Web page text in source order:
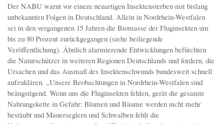
Der NABU warnt vor einem neuartigen Insektensterben mit bislang
unbekannten Folgen in Deutschland. Allein in Nordrhein-Westfalen
sei in den vergangenen 15 Jahren die Biomasse der Fluginsekten um
bis zu 80 Prozent zurückgegangen (siehe beiliegende
Veröffentlichung). Ähnlich alarmierende Entwicklungen befürchten
die Naturschützer in weiteren Regionen Deutschlands und fordern, die
Ursachen und das Ausmaß des Insektenschwunds bundesweit schnell
aufzuklären. „Unsere Beobachtungen in Nordrhein-Westfalen sind
beängstigend. Wenn uns die Fluginsekten fehlen, gerät die gesamte
Nahrungskette in Gefahr: Blumen und Bäume werden nicht mehr
bestäubt und Mauerseglern und Schwalben fehlt die